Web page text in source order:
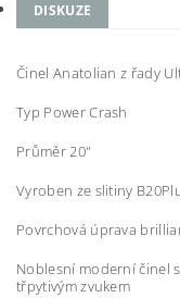
DISKUZE
Činel Anatolian z řady
Typ Power Crash
Průměr 20"
Vyroben ze slitiny
Povrchová úprava
Noblesní moderní činel
třpytivým zvukem